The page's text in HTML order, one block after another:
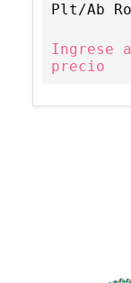
Plt/Ab
Ingrese
precio